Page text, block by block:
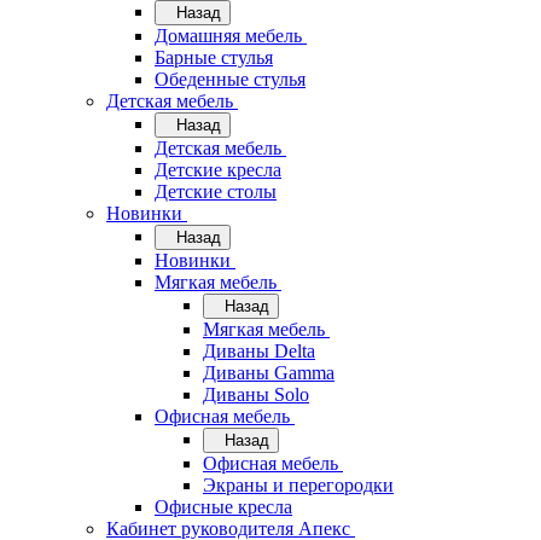
Назад
Домашняя мебель
Барные стулья
Обеденные стулья
Детская мебель
Назад
Детская мебель
Детские кресла
Детские столы
Новинки
Назад
Новинки
Мягкая мебель
Назад
Мягкая мебель
Диваны Delta
Диваны Gamma
Диваны Solo
Офисная мебель
Назад
Офисная мебель
Экраны и перегородки
Офисные кресла
Кабинет руководителя Апекс